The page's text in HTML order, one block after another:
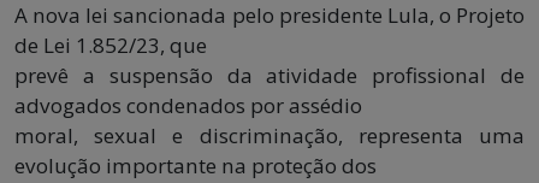
A nova lei sancionada pelo presidente Lula, o Projeto
de Lei 1.852/23, que
prevê a suspensão da atividade profissional de
advogados condenados por assédio
moral, sexual e discriminação, representa uma
evolução importante na proteção dos